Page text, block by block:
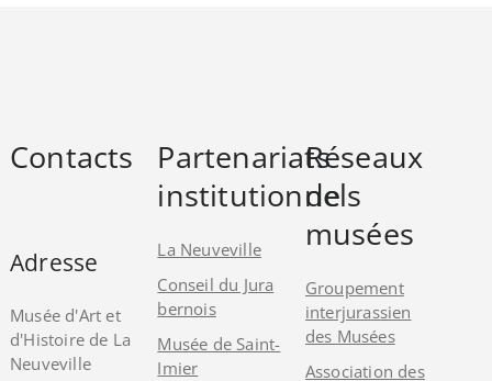
Contacts
Adresse
Musée d'Art et
d'Histoire de La
Neuveville
Partenariats
institutionnels
La Neuveville
Conseil du Jura
bernois
Musée de Saint-
Imier
Réseaux
de
musées
Groupement
interjurassien
des Musées
Association des